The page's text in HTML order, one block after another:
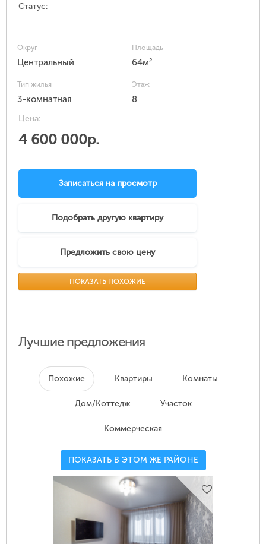
Статус:
Округ
Центральный
Площадь
64м2
Тип жилья
3-комнатная
Этаж
8
Цена:
4 600 000р.
Записаться на просмотр
Подобрать другую квартиру
Предложить свою цену
ПОКАЗАТЬ ПОХОЖИЕ
Лучшие предложения
Похожие Квартиры Комнаты
Дом/Коттедж Участок
Коммерческая
ПОКАЗАТЬ В ЭТОМ ЖЕ РАЙОНЕ